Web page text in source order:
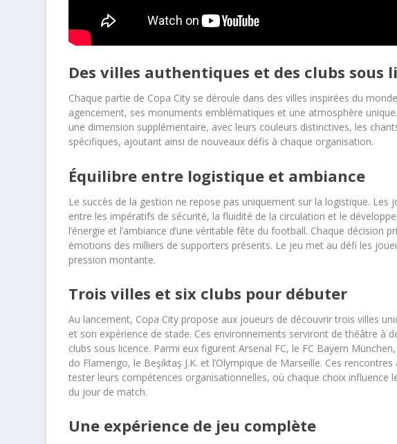
Des villes authentiques et des clubs sous
Chaque partie de Copa City se déroule dans des villes inspirées du
agencement, ses monuments emblématiques et une atmosphère
une dimension supplémentaire, avec leurs couleurs distinctives, les
spécifiques, ajoutant ainsi de nouveaux défis à chaque organisation.
Équilibre entre logistique et ambiance
Le succès de la gestion ne repose pas uniquement sur la logistique.
entre les impératifs de sécurité, la fluidité de la circulation et le
l’énergie et l’ambiance d’une véritable fête du football. Chaque décision
émotions des milliers de supporters présents. Le jeu met au défi les
pression montante.
Trois villes et six clubs pour débuter
Au lancement, Copa City propose aux joueurs de découvrir trois villes
et son expérience de stade. Ces environnements serviront de théâtre à
clubs sous licence. Parmi eux figurent Arsenal FC, le FC Bayern
do Flamengo, le Beşiktaş J.K. et l’Olympique de Marseille. Ces
tester leurs compétences organisationnelles, où chaque choix influence
du jour de match.
Une expérience de jeu complète